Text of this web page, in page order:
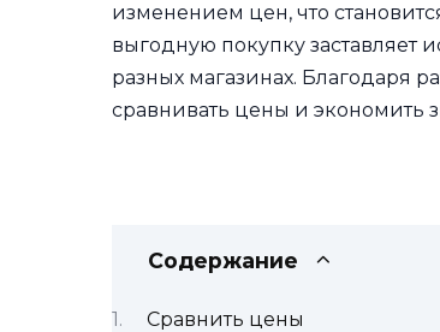
изменением цен, что
выгодную покупку заставляет
разных магазинах. Благодаря
сравнивать цены и экономить
Содержание
Сравнить цены